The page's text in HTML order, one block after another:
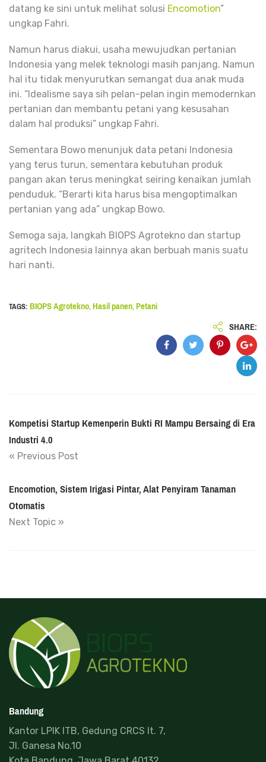
datang ke sini untuk melihat solusi Encomotion”
ungkap Fahri.
Namun harus diakui, usaha mewujudkan pertanian
Indonesia yang melek teknologi masih panjang. Namun
hal itu tidak menyurutkan semangat dua anak muda
ini. “Idealisme saya sih pelan-pelan ingin memodernkan
pertanian dan membantu petani yang kesusahan
dalam hal produksi” ungkap Fahri.
Sementara Bowo menunjuk data petani Indonesia
yang terus turun, sementara kebutuhan produk
pangan akan terus meningkat seiring kenaikan jumlah
penduduk. “Berarti kita harus bisa mengoptimalkan
pertanian yang ada” ungkap Bowo.
Semoga saja, langkah BIOPS Agrotekno dan startup
agritech Indonesia lainnya akan berbuah manis suatu
hari nanti.
TAGS:BIOPS Agrotekno,Hasil panen,Petani
SHARE:
Kompetisi Startup Kemenperin Bukti RI Mampu Bersaing di Era
Industri 4.0
« Previous Post
Encomotion, Sistem Irigasi Pintar, Alat Penyiram Tanaman
Otomatis
Next Topic »
Bandung
Kantor LPIK ITB, Gedung CRCS lt. 7,
Jl. Ganesa No.10